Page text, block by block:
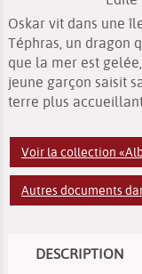
Oskar vit dans une
Téphras, un dragon
que la mer est
jeune garçon saisit
terre plus
Voir la collection
Autres documents
DESCRIPTION